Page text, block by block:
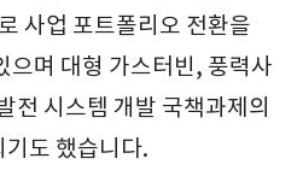
사업 포트폴리오 전환을
으며 대형 가스터빈, 풍력사
전 시스템 개발 국책과제의
도 했습니다.